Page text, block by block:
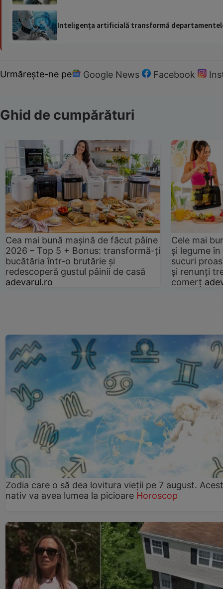
Inteligența artificială transformă
Urmărește-ne pe Google News Facebook
Ghid de cumpărături
Cea mai bună mașină de făcut pâine
2026 – Top 5 + Bonus: transformă-ți
bucătăria într-o brutărie și
redescoperă gustul pâinii de casă
adevarul.ro
Cele mai
și legume
sucuri
și renunți
comerț
Zodia care o să dea lovitura vieții pe 7 august. Acest
nativ va avea lumea la picioare Horoscop